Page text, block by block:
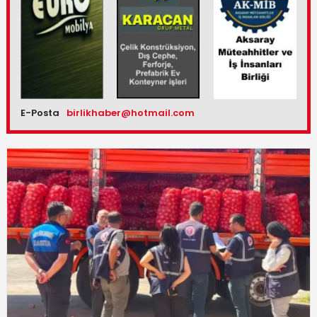
E-Posta birlikhaber@hotmail.com